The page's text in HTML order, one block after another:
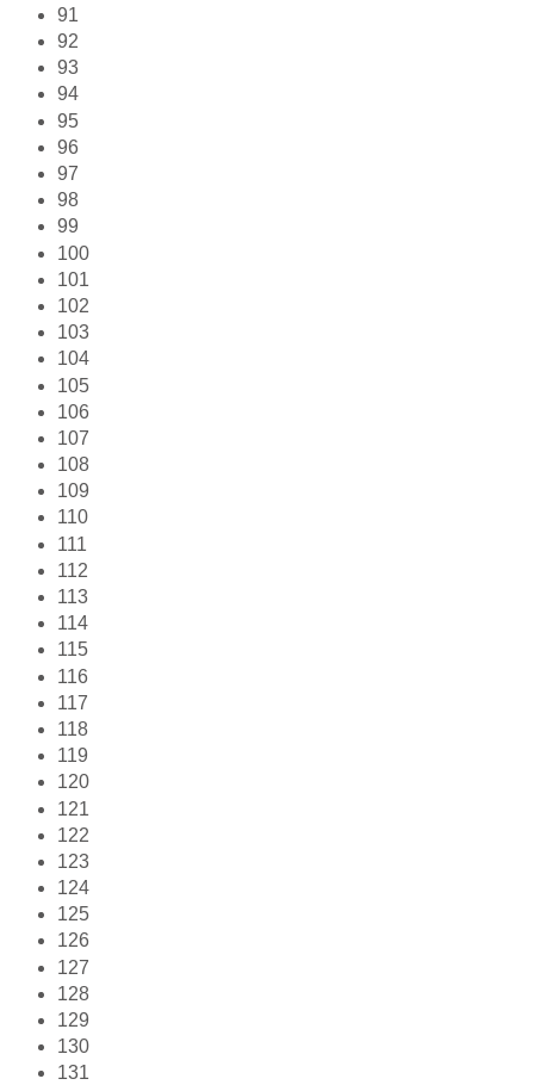
91
92
93
94
95
96
97
98
99
100
101
102
103
104
105
106
107
108
109
110
111
112
113
114
115
116
117
118
119
120
121
122
123
124
125
126
127
128
129
130
131